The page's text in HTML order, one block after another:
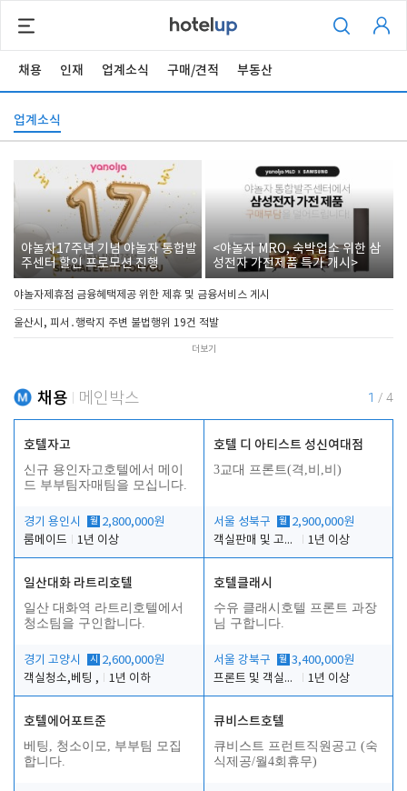
채용 인재 업계소식 구매/견적 부동산
업계소식
야놀자17주년 기념 야놀자 통합발
주센터 할인 프로모션 진행
<야놀자 MRO, 숙박업소 위한 삼
성전자 가전제품 특가 개시>
야놀자제휴점 금융혜택제공 위한 제휴 및 금융서비스 게시
울산시, 피서․행락지 주변 불법행위 19건 적발
더보기
채용 메인박스 1 / 4
호텔자고
신규 용인자고호텔에서 메이
드 부부팀자매팀을 모십니다.
경기 용인시 월 2,800,000원
룸메이드
1년 이상
호텔 디 아티스트 성신여대점
3교대 프론트(격,비,비)
서울 성북구 월 2,900,000원
객실판매 및 고객응대
1년 이상
일산대화 라트리호텔
일산 대화역 라트리호텔에서
청소팀을 구인합니다.
경기 고양시 시
2,600,000원
객실청소,베팅 ,
1년 이하
호텔클래시
수유 클래시호텔 프론트 과장
님 구합니다.
서울 강북구 월 3,400,000원
프론트 및 객실관리
1년 이상
호텔에어포트준
베팅, 청소이모, 부부팀 모집
합니다.
큐비스트호텔
큐비스트 프런트직원공고 (숙
식제공/월4회휴무)